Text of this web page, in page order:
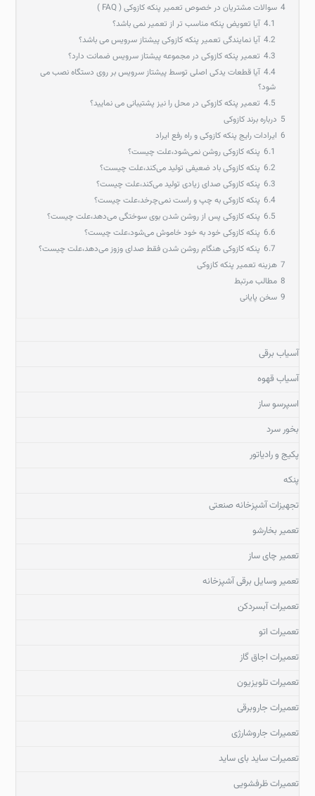
4 سوالات مشتریان در خصوص تعمیر پنکه کازوکی ( FAQ )
4.1 آیا تعویض پنکه مناسب تر از تعمیر نمی باشد؟
4.2 آیا نمایندگی تعمیر پنکه کازوکی پیشتاز سرویس می باشد؟
4.3 تعمیر پنکه کازوکی در مجموعه پیشتاز سرویس ضمانت دارد؟
4.4 آیا قطعات یدکی اصلی توسط پیشتاز سرویس بر روی دستگاه نصب می
شود؟
4.5 تعمیر پنکه کازوکی در محل را نیز پشتیبانی می نمایید؟
5 درباره برند کازوکی
6 ایرادات رایج پنکه کازوکی و راه رفع ایراد
6.1 پنکه کازوکی روشن نمی‌شود،علت چیست؟
6.2 پنکه کازوکی باد ضعیفی تولید می‌کند،علت چیست؟
6.3 پنکه کازوکی صدای زیادی تولید می‌کند،علت چیست؟
6.4 پنکه کازوکی به چپ و راست نمی‌چرخد،علت چیست؟
6.5 پنکه کازوکی پس از روشن شدن بوی سوختگی می‌دهد،علت چیست؟
6.6 پنکه کازوکی خود به‌ خود خاموش می‌شود،علت چیست؟
6.7 پنکه کازوکی هنگام روشن شدن فقط صدای وزوز می‌دهد،علت چیست؟
7 هزینه تعمیر پنکه کازوکی
8 مطالب مرتبط
9 سخن پایانی
آسیاب برقی
آسیاب قهوه
اسپرسو ساز
بخور سرد
پکیج و رادیاتور
پنکه
تجهیزات آشپزخانه صنعتی
تعمیر بخارشو
تعمیر چای ساز
تعمیر وسایل برقی آشپزخانه
تعمیرات آبسردکن
تعمیرات اتو
تعمیرات اجاق گاز
تعمیرات تلویزیون
تعمیرات جاروبرقی
تعمیرات جاروشارژی
تعمیرات ساید بای ساید
تعمیرات ظرفشویی